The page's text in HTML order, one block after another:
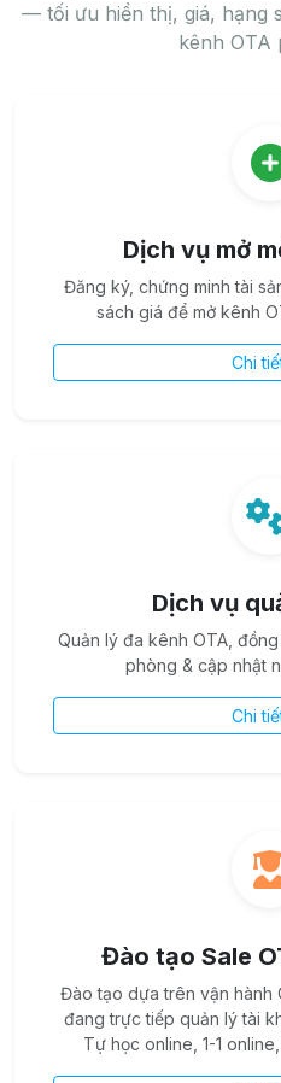
— tối ưu hiển thị, giá, hạng
kênh OTA
Dịch vụ mở
Đăng ký, chứng minh tài
sách giá để mở kênh
Chi
Dịch vụ
Quản lý đa kênh OTA,
phòng & cập nhật
Chi
Đào tạo Sale
Đào tạo dựa trên vận
đang trực tiếp quản lý tài
Tự học online, 1-1